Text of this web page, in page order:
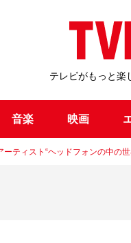
テレビがもっと楽
音楽 映画
ティスト“ヘッドフォンの中の世